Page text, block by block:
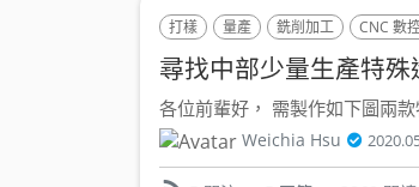
打樣 量產 銑削加工 CNC 數
尋找中部少量生產特
各位前輩好， 需製作如下圖兩
Weichia Hsu